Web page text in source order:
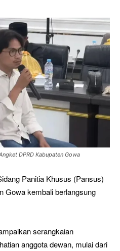
DPRD Kabupaten Gowa
Panitia Khusus (Pansus)
Gowa kembali berlangsung
serangkaian
anggota dewan, mulai dari